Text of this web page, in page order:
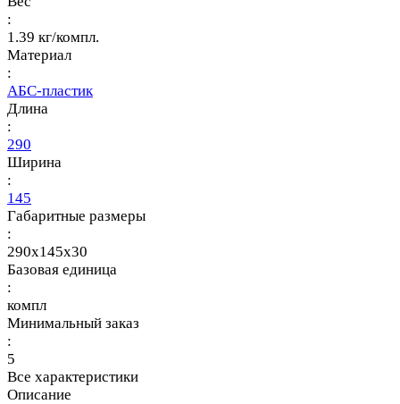
:
1.39 кг/компл.
Материал
:
АБС-пластик
Длина
:
290
Ширина
:
145
Габаритные размеры
:
290x145x30
Базовая единица
:
компл
Минимальный заказ
:
5
Все характеристики
Описание